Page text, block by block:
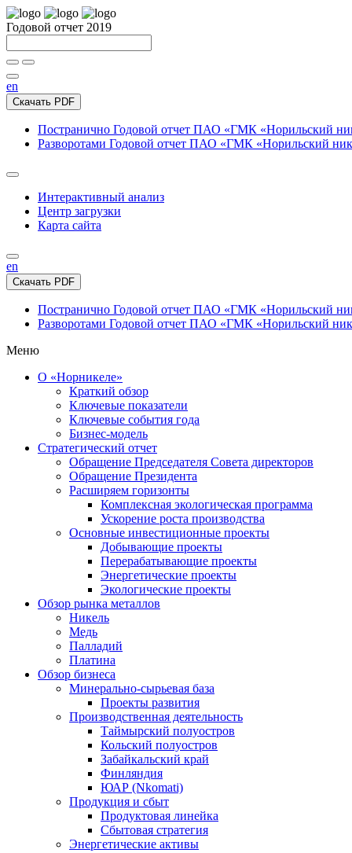
Годовой отчет 2019
en
Скачать PDF
Постранично Годовой отчет ПАО «ГМК «Норильский
Разворотами Годовой отчет ПАО «ГМК «Норильский
Интерактивный анализ
Центр загрузки
Карта сайта
en
Скачать PDF
Постранично Годовой отчет ПАО «ГМК «Норильский
Разворотами Годовой отчет ПАО «ГМК «Норильский
Меню
О «Норникеле»
Краткий обзор
Ключевые показатели
Ключевые события года
Бизнес-модель
Стратегический отчет
Обращение Председателя Совета директоров
Обращение Президента
Расширяем горизонты
Комплексная экологическая программа
Ускорение роста производства
Основные инвестиционные проекты
Добывающие проекты
Перерабатывающие проекты
Энергетические проекты
Экологические проекты
Обзор рынка металлов
Никель
Медь
Палладий
Платина
Обзор бизнеса
Минерально-сырьевая база
Проекты развития
Производственная деятельность
Таймырский полуостров
Кольский полуостров
Забайкальский край
Финляндия
ЮАР (Nkomati)
Продукция и сбыт
Продуктовая линейка
Сбытовая стратегия
Энергетические активы